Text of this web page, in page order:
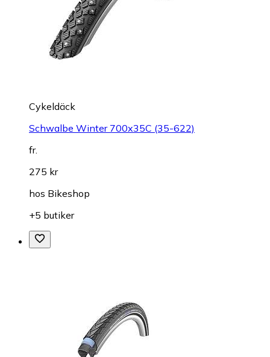
Cykeldäck
Schwalbe Winter 700x35C (35-622)
fr.
275 kr
hos Bikeshop
+5 butiker